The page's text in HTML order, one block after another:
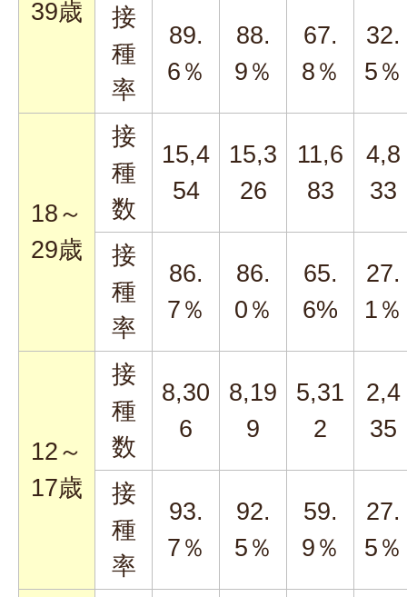
39歳
接
種
率
89.
6％
88.
9％
67.
8％
32.
5％
18～
29歳
接
種
数
15,4
54
15,3
26
11,6
83
4,8
33
接
種
率
86.
7％
86.
0％
65.
6%
27.
1％
12～
17歳
接
種
数
8,30
6
8,19
9
5,31
2
2,4
35
接
種
率
93.
7％
92.
5％
59.
9％
27.
5％